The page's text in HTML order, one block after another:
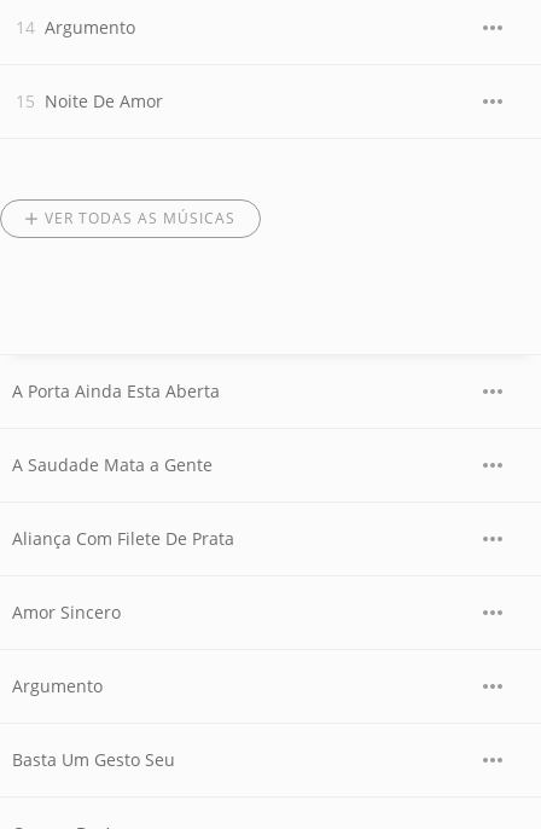
Argumento
Noite De Amor
VER TODAS AS MÚSICAS
A Porta Ainda Esta Aberta
A Saudade Mata a Gente
Aliança Com Filete De Prata
Amor Sincero
Argumento
Basta Um Gesto Seu